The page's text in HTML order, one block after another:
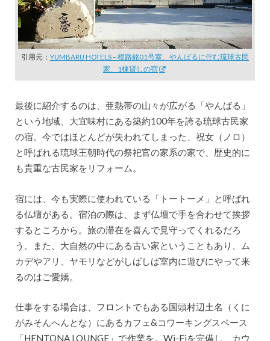
引用元： YUMBARU HOTELS – 根路銘01号室、やんばるに佇む琉球古民
家、1棟貸しの宿
最後に紹介するのは、亜熱帯の山々が広がる「やんばる」
という地域、大宜味村にある築約100年を誇る琉球古民家
の宿。今ではほとんどが失われてしまった、祝女（ノロ）
と呼ばれる琉球王朝時代の祭祀官の家系の家で、歴史的に
も貴重な古民家をリフォーム。
宿には、今も実際に使われている「トートーメ」と呼ばれ
る仏壇がある。宿泊の際は、まず仏壇で手を合わせて挨拶
するところから。旅の滞在を喜んで見守ってくれるだろ
う。また、大自然の中にある古い家ということもあり、ム
カデやアリ、ヤモリなどがしばしば室内に遊びにやって来
るのはご愛嬌。
仕事をする場合は、フロントでもある国頭村辺土名（くに
がみそんへんとな）にあるカフェ&コワーキングスペース
「HENTONA LOUNGE」で作業を。Wi-Fiを完備し、カウ